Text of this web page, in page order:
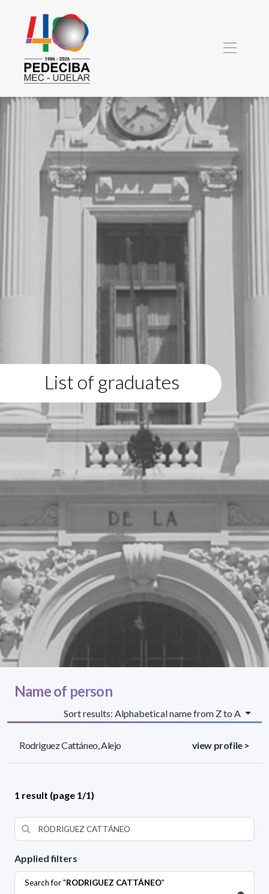
List of graduates
Applied filters
Search for "RODRIGUEZ CATTÁNEO"
Name of person
Sort results: Alphabetical name from Z to A
Rodriguez Cattáneo, Alejo view profile >
1 result (page 1/1)